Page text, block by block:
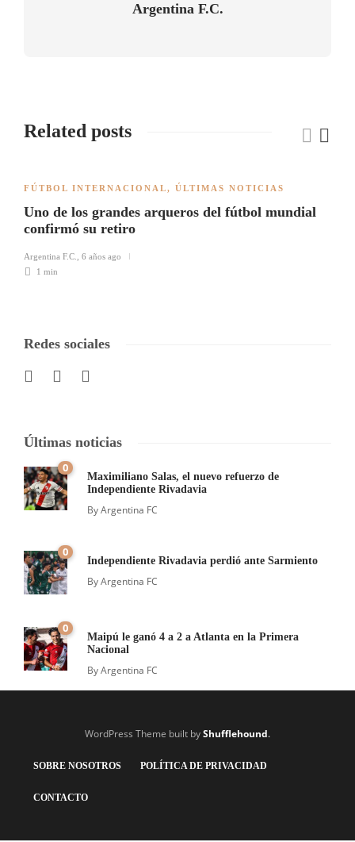
Argentina F.C.
Related posts
FÚTBOL INTERNACIONAL, ÚLTIMAS NOTICIAS
Uno de los grandes arqueros del fútbol mundial
confirmó su retiro
Argentina F.C.
6 años ago
1 min
Redes sociales
Últimas noticias
0
Maximiliano Salas, el nuevo refuerzo de
Independiente Rivadavia
ByArgentina FC
0
Independiente Rivadavia perdió ante Sarmiento
ByArgentina FC
0
Maipú le ganó 4 a 2 a Atlanta en la Primera
Nacional
ByArgentina FC
WordPress Theme built byShufflehound.
SOBRE NOSOTROS POLÍTICA DE PRIVACIDAD
CONTACTO